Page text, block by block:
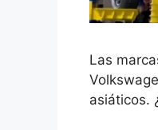
Las
asiáticos.